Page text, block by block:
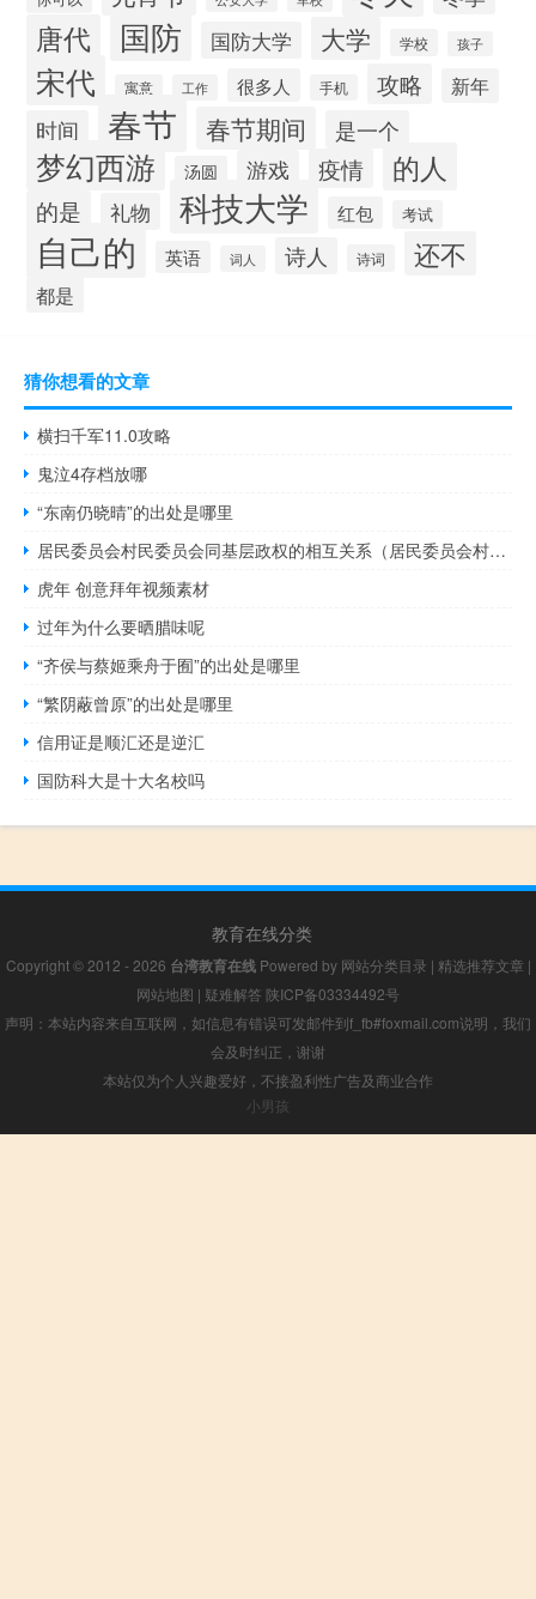
唐代 国防 国防大学 大学 学校 孩子
宋代 寓意 工作 很多人 手机 攻略 新年
时间 春节 春节期间 是一个
梦幻西游 汤圆 游戏 疫情 的人
的是 礼物 科技大学 红包 考试
自己的 英语 词人 诗人 诗词 还不
都是
猜你想看的文章
横扫千军11.0攻略
鬼泣4存档放哪
“东南仍晓晴”的出处是哪里
居民委员会村民委员会同基层政权的相互关系（居民委员会村民委员会同基层政权）
虎年 创意拜年视频素材
过年为什么要晒腊味呢
“齐侯与蔡姬乘舟于囿”的出处是哪里
“繁阴蔽曾原”的出处是哪里
信用证是顺汇还是逆汇
国防科大是十大名校吗
教育在线分类
Copyright © 2012 - 2026 台湾教育在线Powered by 网站分类目录 | 精选推荐文章 |
网站地图 | 疑难解答 陕ICP备03334492号
声明：本站内容来自互联网，如信息有错误可发邮件到f_fb#foxmail.com说明，我们
会及时纠正，谢谢
本站仅为个人兴趣爱好，不接盈利性广告及商业合作
小男孩